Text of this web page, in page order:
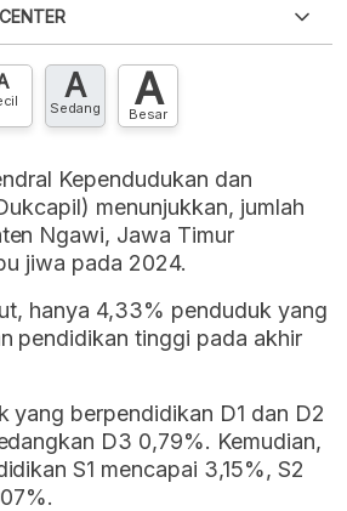
Daftar sekarang
»
A
Sedang A
Besar
Kependudukan dan
menunjukkan, jumlah
Ngawi, Jawa Timur
jiwa pada 2024.
hanya 4,33% penduduk yang
pendidikan tinggi pada akhir
yang berpendidikan D1 dan D2
D3 0,79%. Kemudian,
S1 mencapai 3,15%, S2